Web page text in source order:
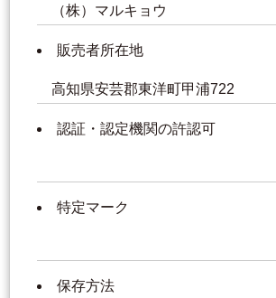
（株）マルキョウ
販売者所在地
高知県安芸郡東洋町甲浦722
認証・認定機関の許認可
特定マーク
保存方法